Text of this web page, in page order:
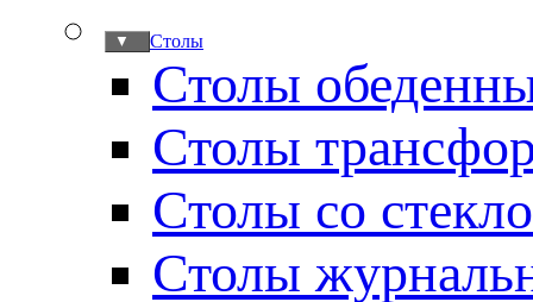
Столы
▼
Столы
Столы
Столы со
Столы